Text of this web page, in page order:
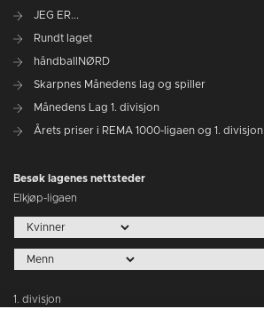
JEG ER...
Rundt laget
håndballNØRD
Skarpnes Månedens lag og spiller
Månedens Lag 1. divisjon
Årets priser i REMA 1000-ligaen og 1. divisjon
Besøk lagenes nettsteder
Elkjøp-ligaen
1. divisjon